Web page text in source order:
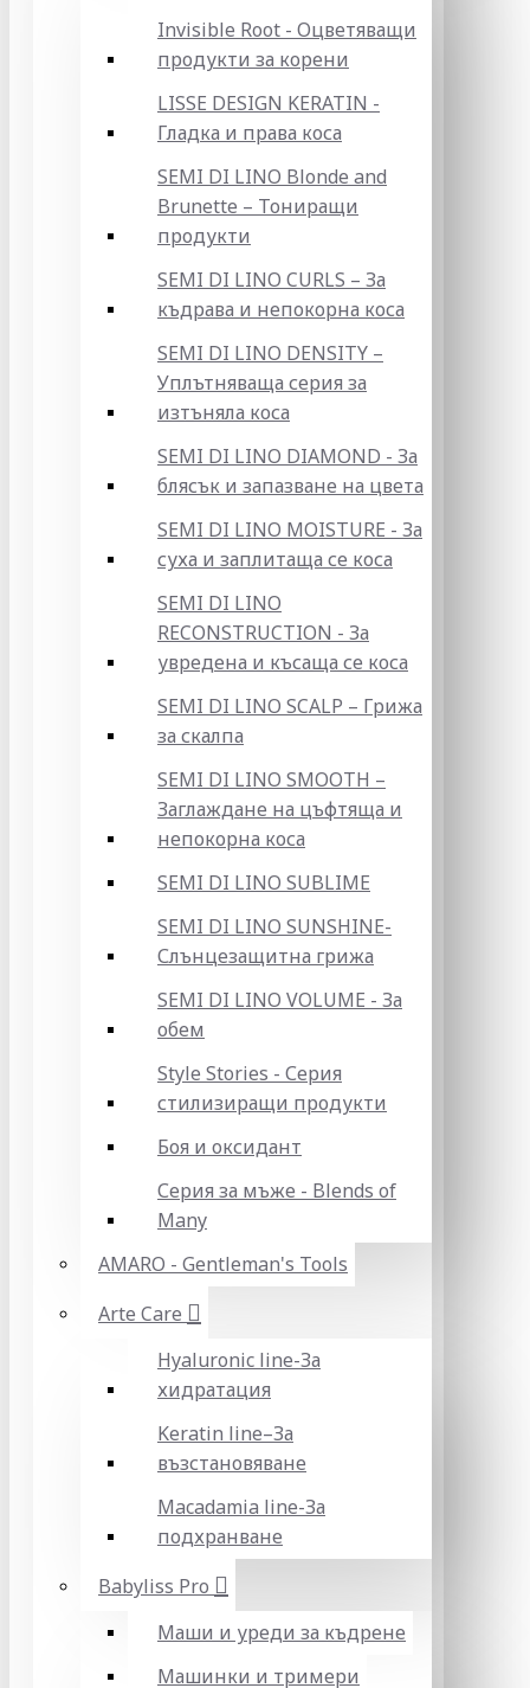
Invisible Root - Оцветяващи
продукти за корени
LISSE DESIGN KERATIN -
Гладка и права коса
SEMI DI LINO Blonde and
Brunette – Тониращи
продукти
SEMI DI LINO CURLS – За
къдрава и непокорна коса
SEMI DI LINO DENSITY –
Уплътняваща серия за
изтъняла коса
SEMI DI LINO DIAMOND - За
блясък и запазване на цвета
SEMI DI LINO MOISTURE - За
суха и заплитаща се коса
SEMI DI LINO
RECONSTRUCTION - За
увредена и късаща се коса
SEMI DI LINO SCALP – Грижа
за скалпа
SEMI DI LINO SMOOTH –
Заглаждане на цъфтяща и
непокорна коса
SEMI DI LINO SUBLIME
SEMI DI LINO SUNSHINE-
Слънцезащитна грижа
SEMI DI LINO VOLUME - За
обем
Style Stories - Серия
стилизиращи продукти
Боя и оксидант
Серия за мъже - Blends of
Many
AMARO - Gentleman's Tools
Arte Care
Hyaluronic line-За
хидратация
Keratin line–За
възстановяване
Macadamia line-За
подхранване
Babyliss Pro
Маши и уреди за къдрене
Машинки и тримери